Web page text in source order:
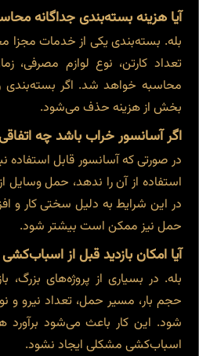
آیا هزینه بسته‌بندی جداگانه
بله. بسته‌بندی یکی از خدمات
تعداد کارتن، نوع لوازم مصرفی،
محاسبه خواهد شد. اگر بسته‌بندی
بخش از هزینه حذف می‌شود.
اگر آسانسور خراب باشد چه
در صورتی که آسانسور قابل استفاده
استفاده از آن را ندهد، حمل وسایل
در این شرایط به دلیل سختی کار و
حمل نیز ممکن است بیشتر شود.
آیا امکان بازدید قبل از
بله. در بسیاری از پروژه‌های بزرگ،
حجم بار، مسیر حمل، تعداد نیرو
شود. این کار باعث می‌شود برآورد
اسباب‌کشی مشکلی ایجاد نشود.